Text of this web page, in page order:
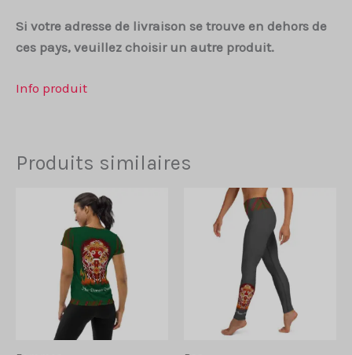
Si votre adresse de livraison se trouve en dehors de
ces pays, veuillez choisir un autre produit.
Info produit
Produits similaires